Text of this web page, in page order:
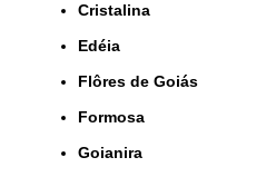
Cristalina
Edéia
Flôres de Goiás
Formosa
Goianira